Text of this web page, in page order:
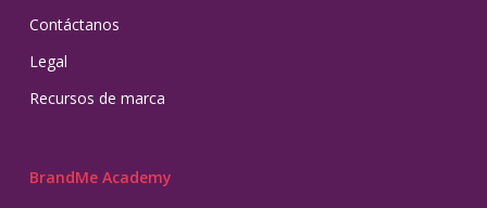
Contáctanos
Legal
Recursos de marca
BrandMe Academy